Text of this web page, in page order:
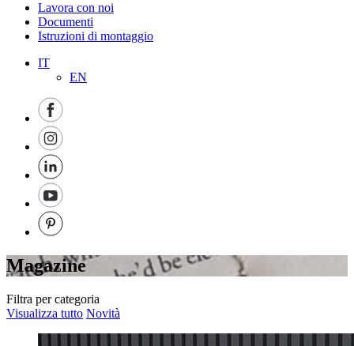
Lavora con noi
Documenti
Istruzioni di montaggio
IT
EN
Magazine
Filtra per categoria
Visualizza tutto Novità